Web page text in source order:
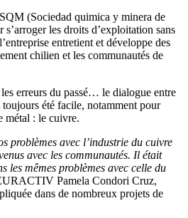
(Sociedad quimica y minera de
s’arroger les droits d’exploitation sans
entretient et développe des
chilien et les communautés de
erreurs du passé… le dialogue entre
toujours été facile, notamment pour
métal : le cuivre.
problèmes avec l’industrie du cuivre
avec les communautés. Il était
les mêmes problèmes avec celle du
Pamela Condori Cruz,
dans de nombreux projets de